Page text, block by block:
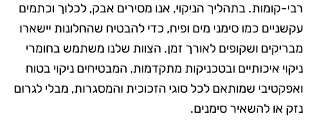
רבי-קומות. בתהליך הניקוי, אנו מסירים אבק, לכלוך וכתמים
עקשניים כמו סימני מים ופיח, כדי להבטיח שהחלונות יישארו
מבריקים ושקופים לאורך זמן. הצוות שלנו משתמש בחומרי
ניקוי איכותיים ובטכניקות מתקדמות, המבטיחים ניקוי בטוח
ואפקטיבי שמותאם לכל סוגי הזכוכית והמסגרות, מבלי לגרום
נזק או להשאיר סימנים.